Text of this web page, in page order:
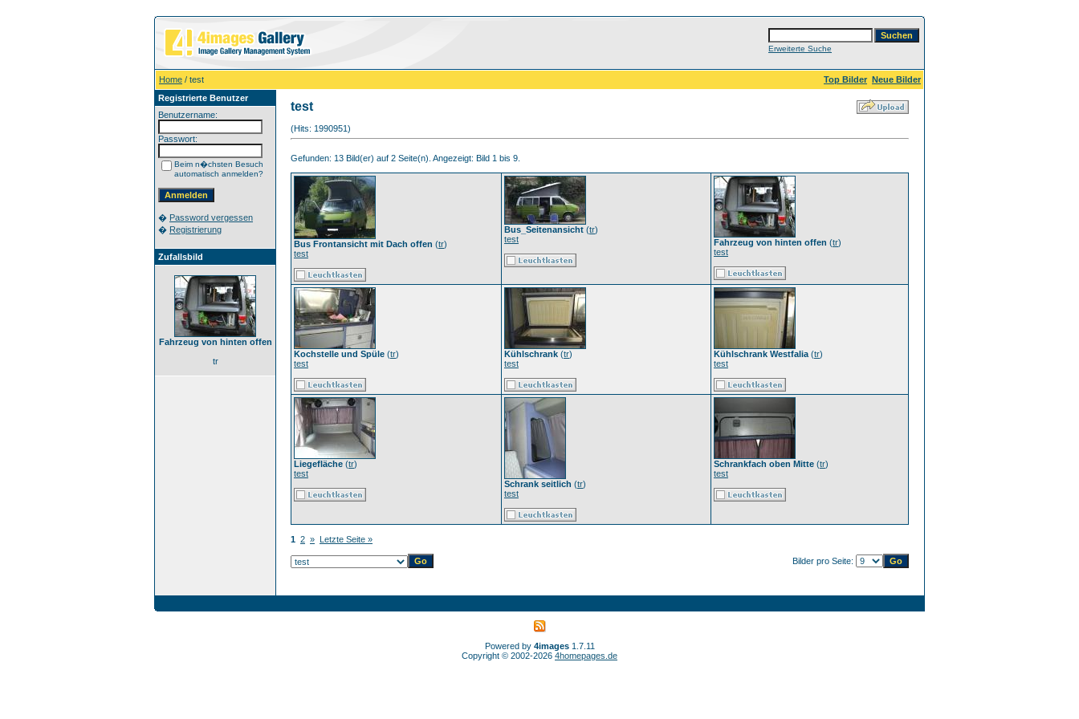
Erweiterte Suche
Home / test Top Bilder Neue Bilder
Registrierte Benutzer
Benutzername:
Passwort:
Beim n�chsten Besuch
automatisch anmelden?
� Password vergessen
� Registrierung
Zufallsbild
Fahrzeug von hinten offen
tr
test
(Hits: 1990951)
Gefunden: 13 Bild(er) auf 2 Seite(n). Angezeigt: Bild 1 bis 9.
Bus Frontansicht mit Dach offen (tr)
test
Bus_Seitenansicht (tr)
test
Fahrzeug von hinten offen (tr)
test
Kochstelle und Spüle (tr)
test
Kühlschrank (tr)
test
Kühlschrank Westfalia (tr)
test
Liegefläche (tr)
test
Schrank seitlich (tr)
test
Schrankfach oben Mitte (tr)
test
1 2 » Letzte Seite »
Bilder pro Seite:
Powered by 4images1.7.11
Copyright © 2002-2026 4homepages.de